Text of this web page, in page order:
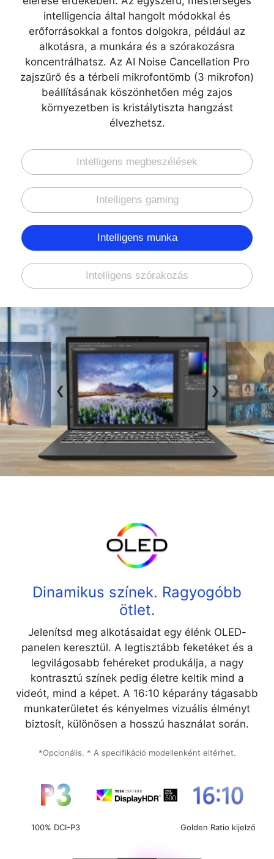
intelligencia által hangolt módokkal és
erőforrásokkal a fontos dolgokra, például az
alkotásra, a munkára és a szórakozásra
koncentrálhatsz. Az AI Noise Cancellation Pro
zajszűrő és a térbeli mikrofontömb (3 mikrofon)
beállításának köszönhetően még zajos
környezetben is kristálytiszta hangzást
élvezhetsz.
Intelligens megbeszélések
Intelligens gaming
Intelligens munka
Intelligens szórakozás
Dinamikus színek. Ragyogóbb
ötlet.
Jelenítsd meg alkotásaidat egy élénk OLED-
panelen keresztül. A legtisztább feketéket és a
legvilágosabb fehéreket produkálja, a nagy
kontrasztú színek pedig életre keltik mind a
videót, mind a képet. A 16:10 képarány tágasabb
munkaterületet és kényelmes vizuális élményt
biztosít, különösen a hosszú használat során.
*Opcionális. * A specifikáció modellenként eltérhet.
100% DCI-P3 Golden Ratio kijelző